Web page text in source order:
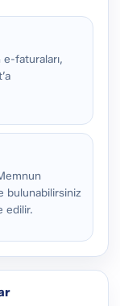
faturaları,
bulunabilirsiniz
edilir.